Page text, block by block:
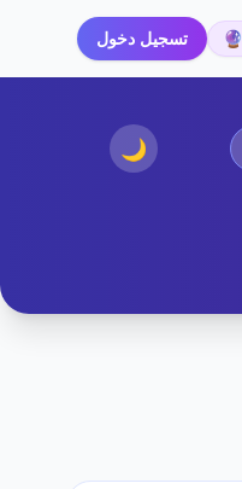
🔮 تسجيل دخول
🌙